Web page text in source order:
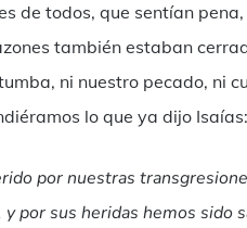
de todos, que sentían
también estaban
ni nuestro pecado, ni
lo que ya dijo Isaías:
por nuestras
y por sus heridas hemos sido